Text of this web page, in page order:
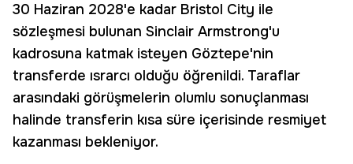
30 Haziran 2028'e kadar Bristol City ile
sözleşmesi bulunan Sinclair Armstrong'u
kadrosuna katmak isteyen Göztepe'nin
transferde ısrarcı olduğu öğrenildi. Taraflar
arasındaki görüşmelerin olumlu sonuçlanması
halinde transferin kısa süre içerisinde resmiyet
kazanması bekleniyor.